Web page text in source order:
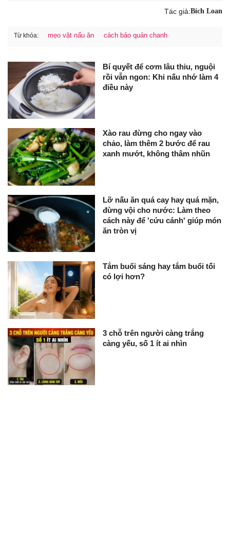
Tác giả:Bích Loan
Từ khóa: mẹo vặt nấu ăn cách bảo quản chanh
Bí quyết để cơm lâu thiu, nguội
rồi vẫn ngon: Khi nấu nhớ làm 4
điều này
Xào rau đừng cho ngay vào
chảo, làm thêm 2 bước để rau
xanh mướt, không thâm nhũn
Lỡ nấu ăn quá cay hay quá mặn,
đừng vội cho nước: Làm theo
cách này để 'cứu cánh' giúp món
ăn tròn vị
Tắm buổi sáng hay tắm buổi tối
có lợi hơn?
3 chỗ trên người càng trắng
càng yếu, số 1 ít ai nhìn